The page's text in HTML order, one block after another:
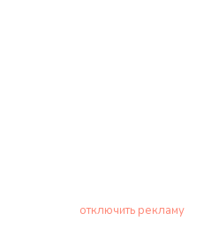
отключить рекламу